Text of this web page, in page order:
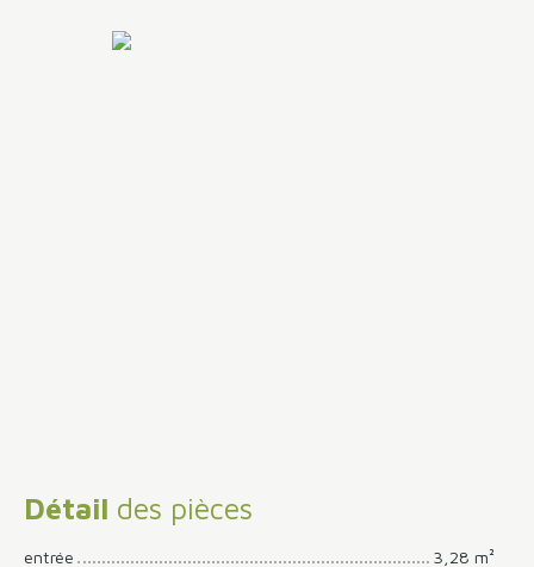
Détail des pièces
entrée
3,28 m²